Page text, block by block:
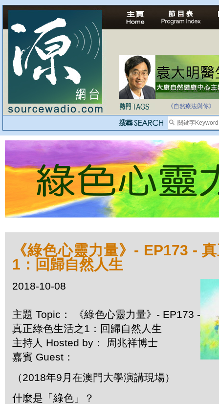
法治社會並不等同
《自然療法與你》
《綠色心靈力量》- EP173 -
1：回歸自然人生
2018-10-08
主題 Topic： 《綠色心靈力量》- EP173 -
真正綠色生活之1：回歸自然人生
主持人 Hosted by： 周兆祥博士
嘉賓 Guest：
（2018年9月在澳門大學演講現場）
什麼是「綠色」？